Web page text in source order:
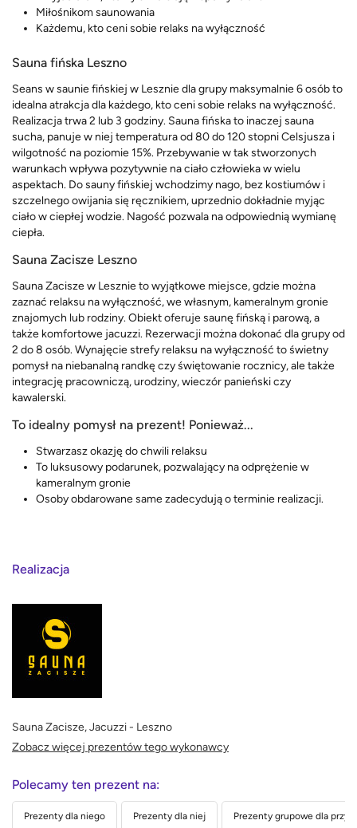
Miłośnikom saunowania
Każdemu, kto ceni sobie relaks na wyłączność
Sauna fińska Leszno
Seans w saunie fińskiej w Lesznie dla grupy maksymalnie 6 osób to
idealna atrakcja dla każdego, kto ceni sobie relaks na wyłączność.
Realizacja trwa 2 lub 3 godziny. Sauna fińska to inaczej sauna
sucha, panuje w niej temperatura od 80 do 120 stopni Celsjusza i
wilgotność na poziomie 15%. Przebywanie w tak stworzonych
warunkach wpływa pozytywnie na ciało człowieka w wielu
aspektach. Do sauny fińskiej wchodzimy nago, bez kostiumów i
szczelnego owijania się ręcznikiem, uprzednio dokładnie myjąc
ciało w ciepłej wodzie. Nagość pozwala na odpowiednią wymianę
ciepła.
Sauna Zacisze Leszno
Sauna Zacisze w Lesznie to wyjątkowe miejsce, gdzie można
zaznać relaksu na wyłączność, we własnym, kameralnym gronie
znajomych lub rodziny. Obiekt oferuje saunę fińską i parową, a
także komfortowe jacuzzi. Rezerwacji można dokonać dla grupy od
2 do 8 osób. Wynajęcie strefy relaksu na wyłączność to świetny
pomysł na niebanalną randkę czy świętowanie rocznicy, ale także
integrację pracowniczą, urodziny, wieczór panieński czy
kawalerski.
To idealny pomysł na prezent! Ponieważ...
Stwarzasz okazję do chwili relaksu
To luksusowy podarunek, pozwalający na odprężenie w
kameralnym gronie
Osoby obdarowane same zadecydują o terminie realizacji.
Realizacja
Sauna Zacisze, Jacuzzi - Leszno
Zobacz więcej prezentów tego wykonawcy
Polecamy ten prezent na:
Prezenty dla niego Prezenty dla niej Prezenty grupowe dla